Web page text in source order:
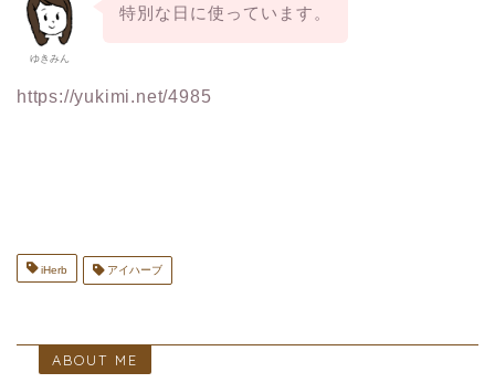
ゆきみん
特別な日に使っています。
https://yukimi.net/4985
iHerb アイハーブ
ABOUT ME